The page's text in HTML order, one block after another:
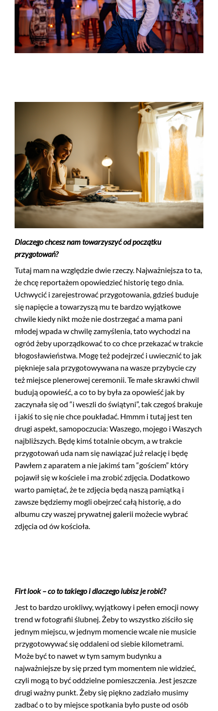
Dlaczego chcesz nam towarzyszyć od początku
przygotowań?
Tutaj mam na względzie dwie rzeczy. Najważniejsza to ta,
że chcę reportażem opowiedzieć historię tego dnia.
Uchwycić i zarejestrować przygotowania, gdzieś buduje
się napięcie a towarzyszą mu te bardzo wyjątkowe
chwile kiedy nikt może nie dostrzegać a mama pani
młodej wpada w chwilę zamyślenia, tato wychodzi na
ogród żeby uporządkować to co chce przekazać w trakcie
błogosławieństwa. Mogę też podejrzeć i uwiecznić to jak
pięknieje sala przygotowywana na wasze przybycie czy
też miejsce plenerowej ceremonii. Te małe skrawki chwil
budują opowieść, a co to by była za opowieść jak by
zaczynała się od “i weszli do świątyni”, tak czegoś brakuje
i jakiś to się nie chce poukładać. Hmmm i tutaj jest ten
drugi aspekt, samopoczucia: Waszego, mojego i Waszych
najbliższych. Będę kimś totalnie obcym, a w trakcie
przygotowań uda nam się nawiązać już relację i będę
Pawłem z aparatem a nie jakimś tam “gościem” który
pojawił się w kościele i ma zrobić zdjęcia. Dodatkowo
warto pamiętać, że te zdjęcia będą naszą pamiątką i
zawsze będziemy mogli obejrzeć całą historię, a do
albumu czy waszej prywatnej galerii możecie wybrać
zdjęcia od ów kościoła.
Firt look – co to takiego i dlaczego lubisz je robić?
Jest to bardzo urokliwy, wyjątkowy i pełen emocji nowy
trend w fotografii ślubnej. Żeby to wszystko ziściło się
jednym miejscu, w jednym momencie wcale nie musicie
przygotowywać się oddaleni od siebie kilometrami.
Może być to nawet w tym samym budynku a
najważniejsze by się przed tym momentem nie widzieć,
czyli mogą to być oddzielne pomieszczenia. Jest jeszcze
drugi ważny punkt. Żeby się piękno zadziało musimy
zadbać o to by miejsce spotkania było puste od osób